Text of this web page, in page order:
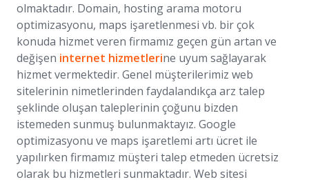
olmaktadır. Domain, hosting arama motoru
optimizasyonu, maps işaretlenmesi vb. bir çok
konuda hizmet veren firmamız geçen gün artan ve
değişen internet hizmetlerine uyum sağlayarak
hizmet vermektedir. Genel müşterilerimiz web
sitelerinin nimetlerinden faydalandıkça arz talep
şeklinde oluşan taleplerinin çoğunu bizden
istemeden sunmuş bulunmaktayız. Google
optimizasyonu ve maps işaretlemi artı ücret ile
yapılırken firmamız müşteri talep etmeden ücretsiz
olarak bu hizmetleri sunmaktadır. Web sitesi